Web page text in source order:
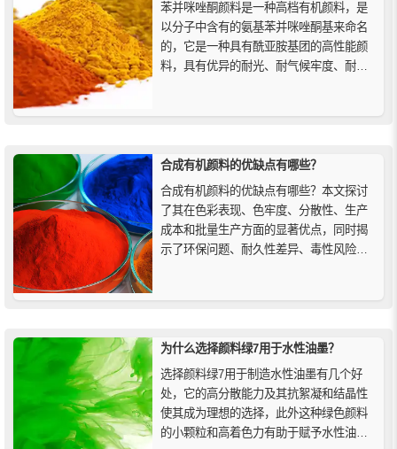
苯并咪唑酮颜料是一种高档有机颜料，是
以分子中含有的氨基苯并咪唑酮基来命名
的，它是一种具有酰亚胺基团的高性能颜
料，具有优异的耐光、耐气候牢度、耐溶
合成有机颜料的优缺点有哪些？
合成有机颜料的优缺点有哪些？本文探讨
了其在色彩表现、色牢度、分散性、生产
成本和批量生产方面的显著优点，同时揭
示了环保问题、耐久性差异、毒性风险以
为什么选择颜料绿7用于水性油墨？
选择颜料绿7用于制造水性油墨有几个好
处，它的高分散能力及其抗絮凝和结晶性
使其成为理想的选择，此外这种绿色颜料
的小颗粒和高着色力有助于赋予水性油墨